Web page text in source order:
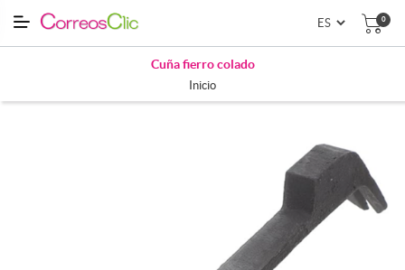
0
Cuña fierro colado
Inicio